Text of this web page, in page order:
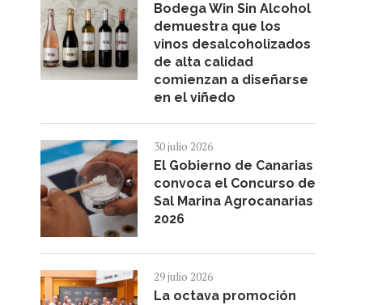
Bodega Win Sin Alcohol
demuestra que los
vinos desalcoholizados
de alta calidad
comienzan a diseñarse
en el viñedo
30 julio 2026
El Gobierno de Canarias
convoca el Concurso de
Sal Marina Agrocanarias
2026
29 julio 2026
La octava promoción